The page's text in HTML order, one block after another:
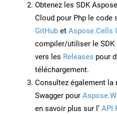
Obtenez les SDK
Cloud pour Php le code
GitHub et Aspose.Cells
compiler/utiliser le SDK
vers les Releases pour
téléchargement.
Consultez également la
Swagger pour
en savoir plus sur l’ API